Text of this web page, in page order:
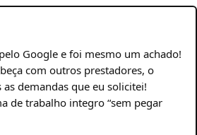
Google e foi mesmo um achado!
com outros prestadores, o
demandas que eu solicitei!
de trabalho integro “sem pegar